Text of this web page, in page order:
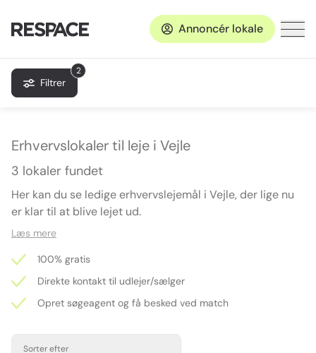
Annoncér lokale
2
Filtrer
Erhvervslokaler til leje i Vejle
3 lokaler fundet
Her kan du se ledige erhvervslejemål i Vejle, der lige nu
er klar til at blive lejet ud.
Læs mere
100% gratis
Direkte kontakt til udlejer/sælger
Opret søgeagent og få besked ved match
Sorter efter